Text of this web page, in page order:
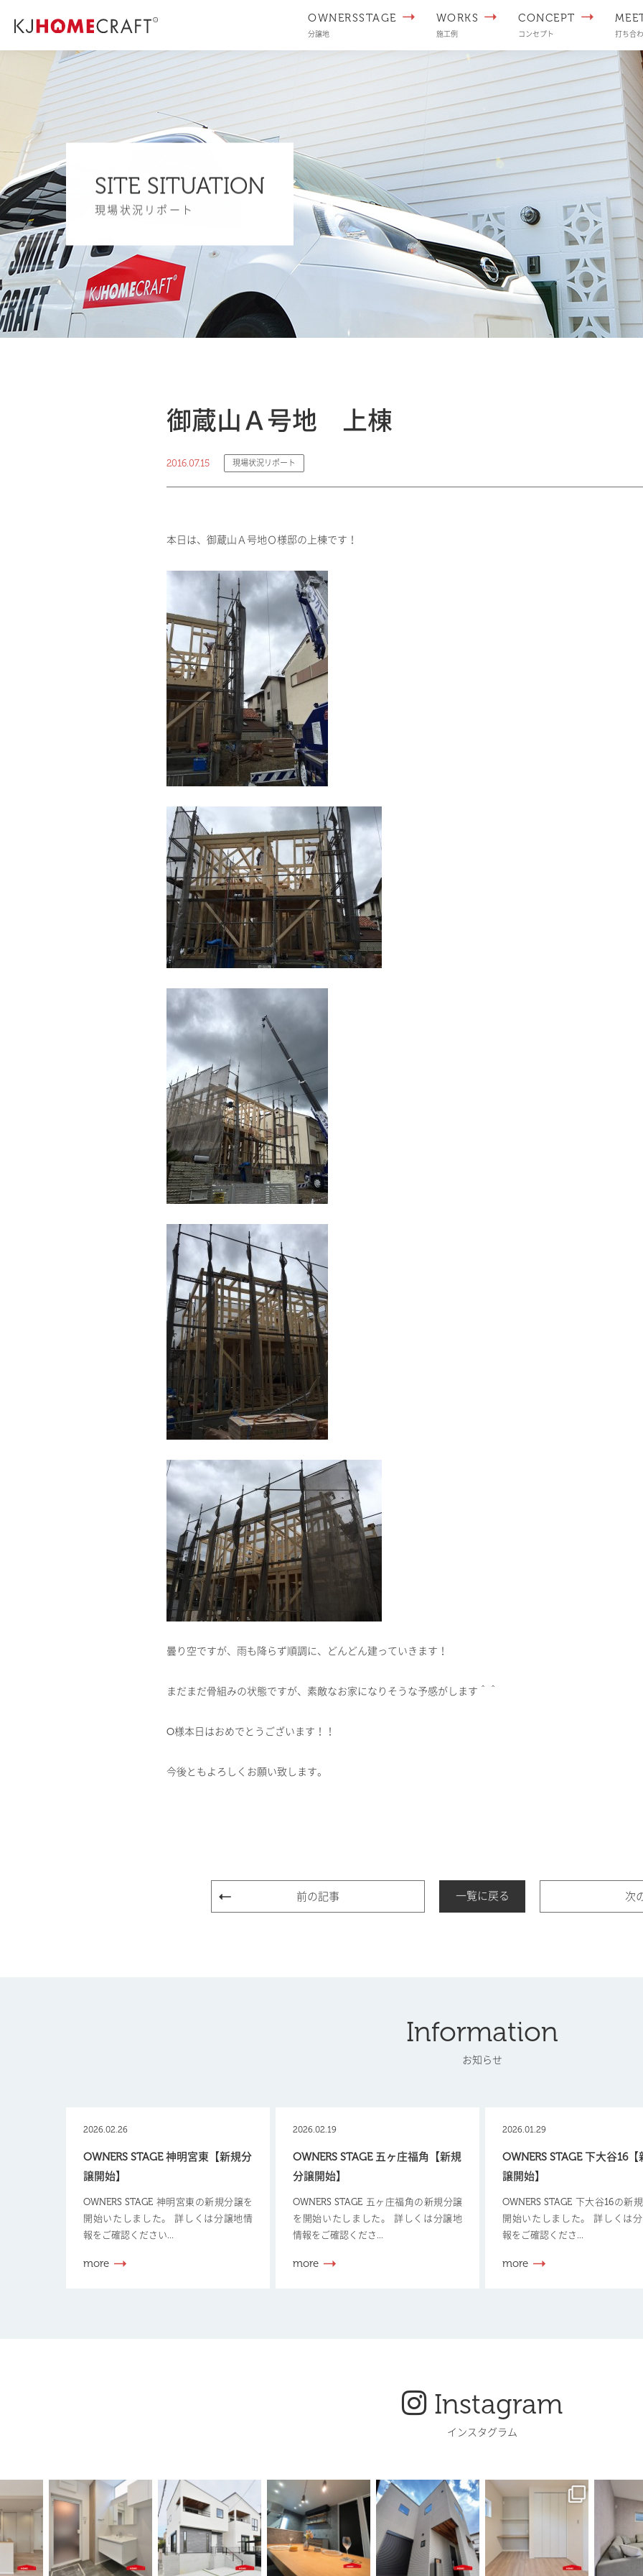
OWNERSSTAGE
分譲地
WORKS
施工例
CONCEPT
コンセプト 打ち合
SITE SITUATION
現場状況リポート
御蔵山Ａ号地 上棟
2016.07.15 現場状況リポート
本日は、御蔵山Ａ号地Ｏ様邸の上棟です！
曇り空ですが、雨も降らず順調に、どんどん建っていきます！
まだまだ骨組みの状態ですが、素敵なお家になりそうな予感がします＾＾
O様本日はおめでとうございます！！
今後ともよろしくお願い致します。
前の記事 一覧に戻る 次
Information
お知らせ
2026.02.26
OWNERS STAGE 神明宮東【新規分
譲開始】
OWNERS STAGE 神明宮東の新規分譲を
開始いたしました。 詳しくは分譲地情
報をご確認ください...
more
2026.02.19
OWNERS STAGE 五ヶ庄福角【新規
分譲開始】
OWNERS STAGE 五ヶ庄福角の新規分譲
を開始いたしました。 詳しくは分譲地
情報をご確認くださ...
more
2026.01.29
OWNERS STAGE 下大谷16
譲開始】
OWNERS STAGE 下大谷16の新
開始いたしました。 詳しくは
報をご確認くださ...
more
Instagram
インスタグラム